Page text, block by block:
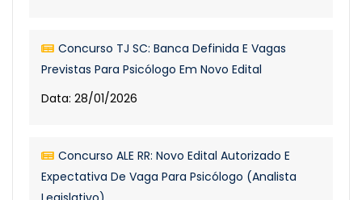
Concurso TJ SC: Banca Definida E Vagas
Previstas Para Psicólogo Em Novo Edital
Data: 28/01/2026
Concurso ALE RR: Novo Edital Autorizado E
Expectativa De Vaga Para Psicólogo (Analista